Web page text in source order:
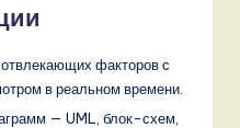
факторов с
в реальном времени.
— UML, блок-схем,